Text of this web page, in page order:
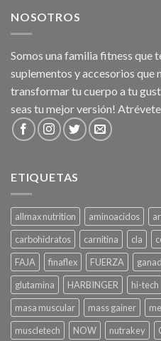
NOSOTROS
Somos una familia fitness que
suplementos y accesorios que
transformar tu cuerpo a tu
seas tu mejor versión!
ETIQUETAS
allmax nutrition aminoacidos
carbohidratos
carnitina cla
FAJA
finaflex FUERZA
glutamina
HARBINGER hi-tech
masa muscular
mass gainer
muscletech
NOW nutrakey